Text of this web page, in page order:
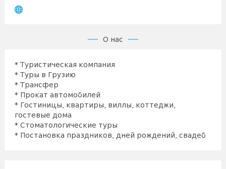
О нас
* Туристическая компания
* Туры в Грузию
* Трансфер
* Прокат автомобилей
* Гостиницы, квартиры, виллы, коттеджи,
гостевые дома
* Стоматологические туры
* Постановка праздников, дней рождений, свадеб